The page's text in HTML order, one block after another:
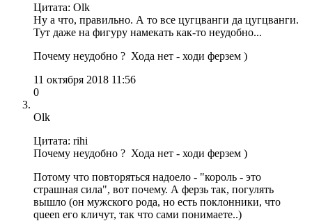
Цитата: Olk
Ну а что, правильно. А то все цугцванги да цугцванги.
Тут даже на фигуру намекать как-то неудобно...
Почему неудобно ? Хода нет - ходи ферзем )
11 октября 2018 11:56
0
Olk
Цитата: rihi
Почему неудобно ? Хода нет - ходи ферзем )
Потому что повторяться надоело - "король - это
страшная сила", вот почему. А ферзь так, погулять
вышло (он мужского рода, но есть поклонники, что
queen его кличут, так что сами понимаете..)